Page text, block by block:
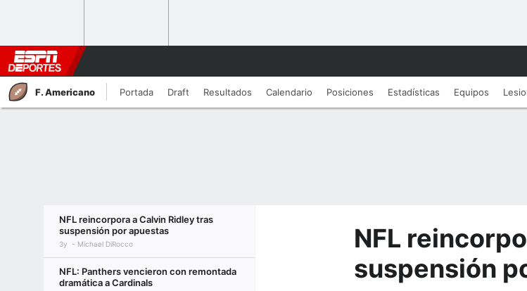
F. Americano Portada Draft Resultados Calendario Posiciones Estadísticas Equipos
NFL reincorpora a Calvin Ridley tras
suspensión por apuestas
3y Michael DiRocco
NFL: Panthers vencieron con remontada
dramática a Cardinals
NFL
suspensión